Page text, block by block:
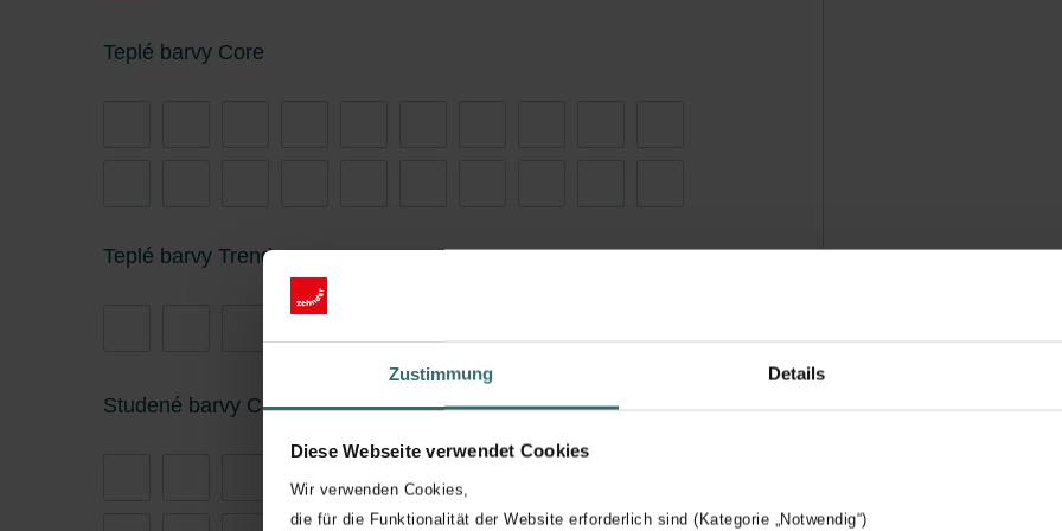
Zustimmung Details
Diese Webseite verwendet Cookies
Wir verwenden Cookies,
die für die Funktionalität der Website erforderlich sind (Kategorie „Notwendig“)
Teplé barvy Core
Teplé barvy Trend
Studené barvy Core